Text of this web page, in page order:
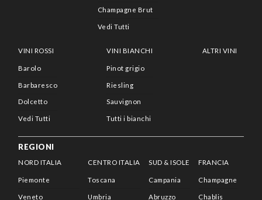
Champagne Brut
Vedi Tutti
VINI ROSSI
Barolo
Barbaresco
Dolcetto
Vedi Tutti
VINI BIANCHI
Pinot grigio
Riesling
Sauvignon
Tutti i bianchi
ALTRI VINI
REGIONI
NORD ITALIA
Piemonte
Veneto
CENTRO ITALIA
Toscana
Umbria
SUD & ISOLE
Campania
Abruzzo
FRANCIA
Champagne
Chablis